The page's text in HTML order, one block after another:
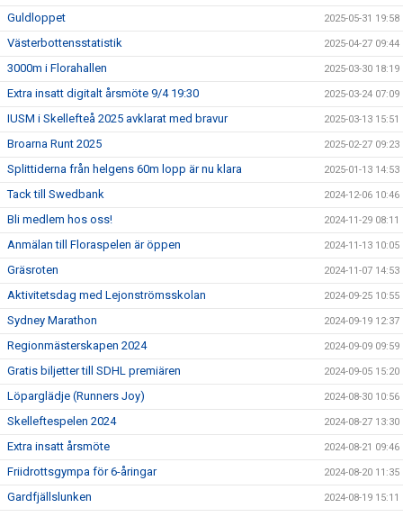
Guldloppet 2025-05-31 19:58
Västerbottensstatistik 2025-04-27 09:44
3000m i Florahallen 2025-03-30 18:19
Extra insatt digitalt årsmöte 9/4 19:30 2025-03-24 07:09
IUSM i Skellefteå 2025 avklarat med bravur 2025-03-13 15:51
Broarna Runt 2025 2025-02-27 09:23
Splittiderna från helgens 60m lopp är nu klara 2025-01-13 14:53
Tack till Swedbank 2024-12-06 10:46
Bli medlem hos oss! 2024-11-29 08:11
Anmälan till Floraspelen är öppen 2024-11-13 10:05
Gräsroten 2024-11-07 14:53
Aktivitetsdag med Lejonströmsskolan 2024-09-25 10:55
Sydney Marathon 2024-09-19 12:37
Regionmästerskapen 2024 2024-09-09 09:59
Gratis biljetter till SDHL premiären 2024-09-05 15:20
Löparglädje (Runners Joy) 2024-08-30 10:56
Skelleftespelen 2024 2024-08-27 13:30
Extra insatt årsmöte 2024-08-21 09:46
Friidrottsgympa för 6-åringar 2024-08-20 11:35
Gardfjällslunken 2024-08-19 15:11